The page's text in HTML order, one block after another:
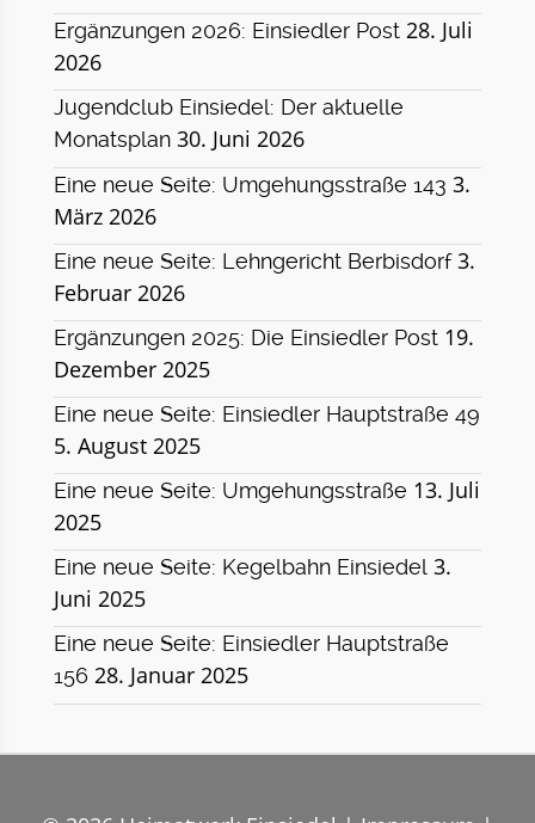
Ergänzungen 2026: Einsiedler Post 28. Juli
2026
Jugendclub Einsiedel: Der aktuelle
Monatsplan 30. Juni 2026
Eine neue Seite: Umgehungsstraße 143 3.
März 2026
Eine neue Seite: Lehngericht Berbisdorf 3.
Februar 2026
Ergänzungen 2025: Die Einsiedler Post 19.
Dezember 2025
Eine neue Seite: Einsiedler Hauptstraße 49
5. August 2025
Eine neue Seite: Umgehungsstraße 13. Juli
2025
Eine neue Seite: Kegelbahn Einsiedel 3.
Juni 2025
Eine neue Seite: Einsiedler Hauptstraße
156 28. Januar 2025